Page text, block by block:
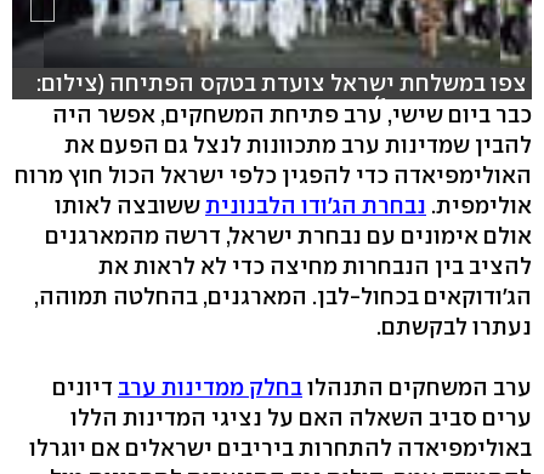
צפו במשלחת ישראל צועדת בטקס הפתיחה (צילום:
באדיבות ערוץ 1)
כבר ביום שישי, ערב פתיחת המשחקים, אפשר היה
להבין שמדינות ערב מתכוונות לנצל גם הפעם את
האולימפיאדה כדי להפגין כלפי ישראל הכול חוץ מרוח
אולימפית. נבחרת הג'ודו הלבנוניתששובצה לאותו
אולם אימונים עם נבחרת ישראל, דרשה מהמארגנים
להציב בין הנבחרות מחיצה כדי לא לראות את
הג'ודוקאים בכחול-לבן. המארגנים, בהחלטה תמוהה,
נעתרו לבקשתם.
ערב המשחקים התנהלובחלק ממדינות ערב דיונים
ערים סביב השאלה האם על נציגי המדינות הללו
באולימפיאדה להתחרות ביריבים ישראלים אם יוגרלו